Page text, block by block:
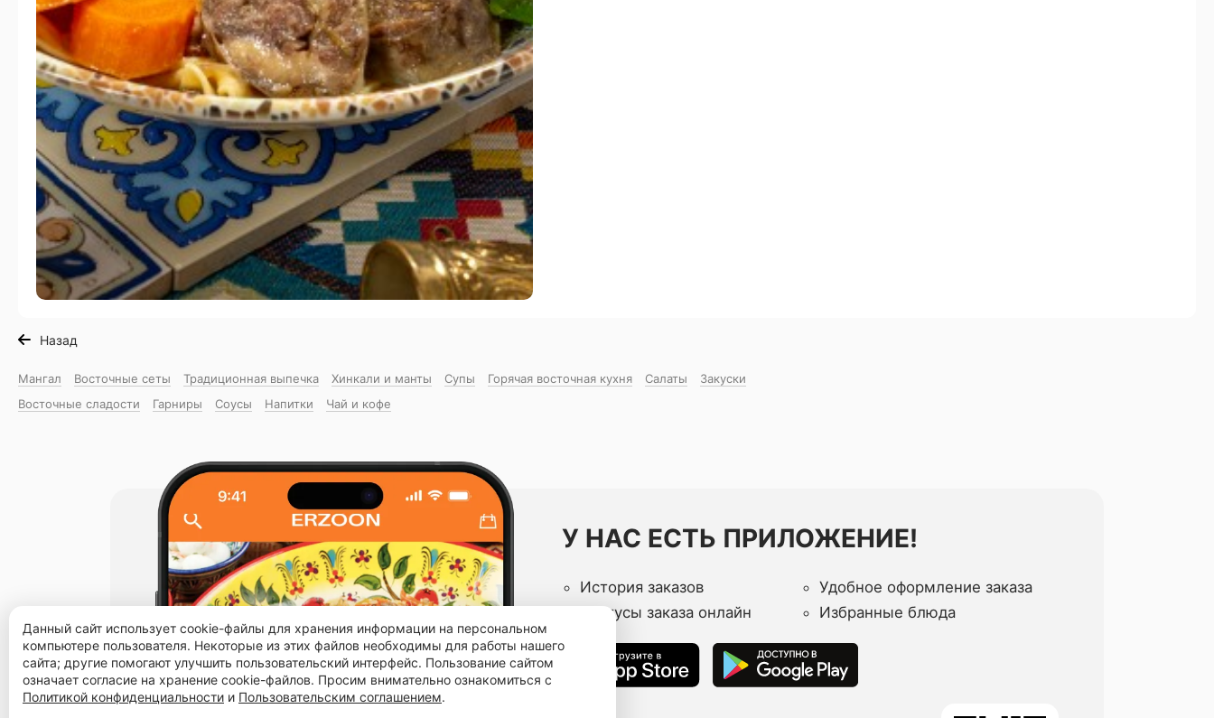
Назад
Мангал Восточные сеты Традиционная выпечка Хинкали и манты Супы Горячая восточная куxня Салаты
Закуски
Восточные сладости
Гарниры Соусы Напитки Чай и кофе
У НАС ЕСТЬ ПРИЛОЖЕНИЕ!
История заказов
Удобное оформление заказа
Статусы заказа онлайн
Избранные блюда
Данный сайт использует cookie-файлы для хранения информации на персональном
компьютере пользователя. Некоторые из этих файлов необходимы для работы нашего
сайта; другие помогают улучшить пользовательский интерфейс. Пользование сайтом
означает согласие на хранение cookie-файлов. Просим внимательно ознакомиться с
Политикой конфиденциальности и Пользовательским соглашением.